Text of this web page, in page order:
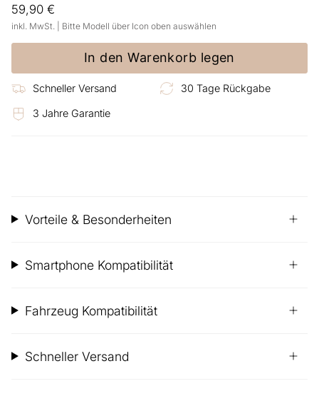
59,90 €
inkl. MwSt. | Bitte Modell über Icon oben auswählen
In den Warenkorb legen
Schneller Versand 30 Tage Rückgabe
3 Jahre Garantie
Vorteile & Besonderheiten
Smartphone Kompatibilität
Fahrzeug Kompatibilität
Schneller Versand